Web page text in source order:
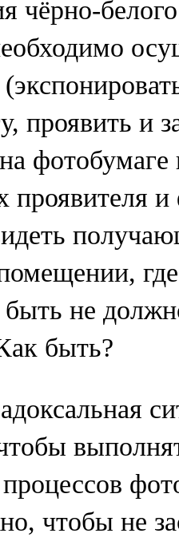
чёрно-
проявить и
проявителя
не
быть?
процессов
чтобы не